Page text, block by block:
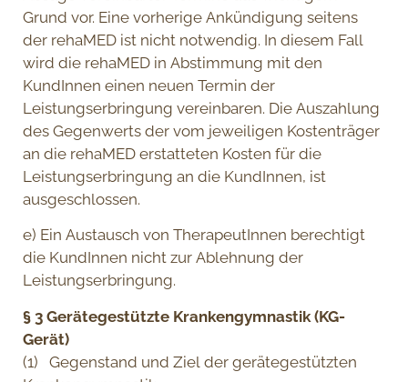
Grund vor. Eine vorherige Ankündigung seitens
der rehaMED ist nicht notwendig. In diesem Fall
wird die rehaMED in Abstimmung mit den
KundInnen einen neuen Termin der
Leistungserbringung vereinbaren. Die Auszahlung
des Gegenwerts der vom jeweiligen Kostenträger
an die rehaMED erstatteten Kosten für die
Leistungserbringung an die KundInnen, ist
ausgeschlossen.
e) Ein Austausch von TherapeutInnen berechtigt
die KundInnen nicht zur Ablehnung der
Leistungserbringung.
§ 3 Gerätegestützte Krankengymnastik (KG-
Gerät)
(1) Gegenstand und Ziel der gerätegestützten